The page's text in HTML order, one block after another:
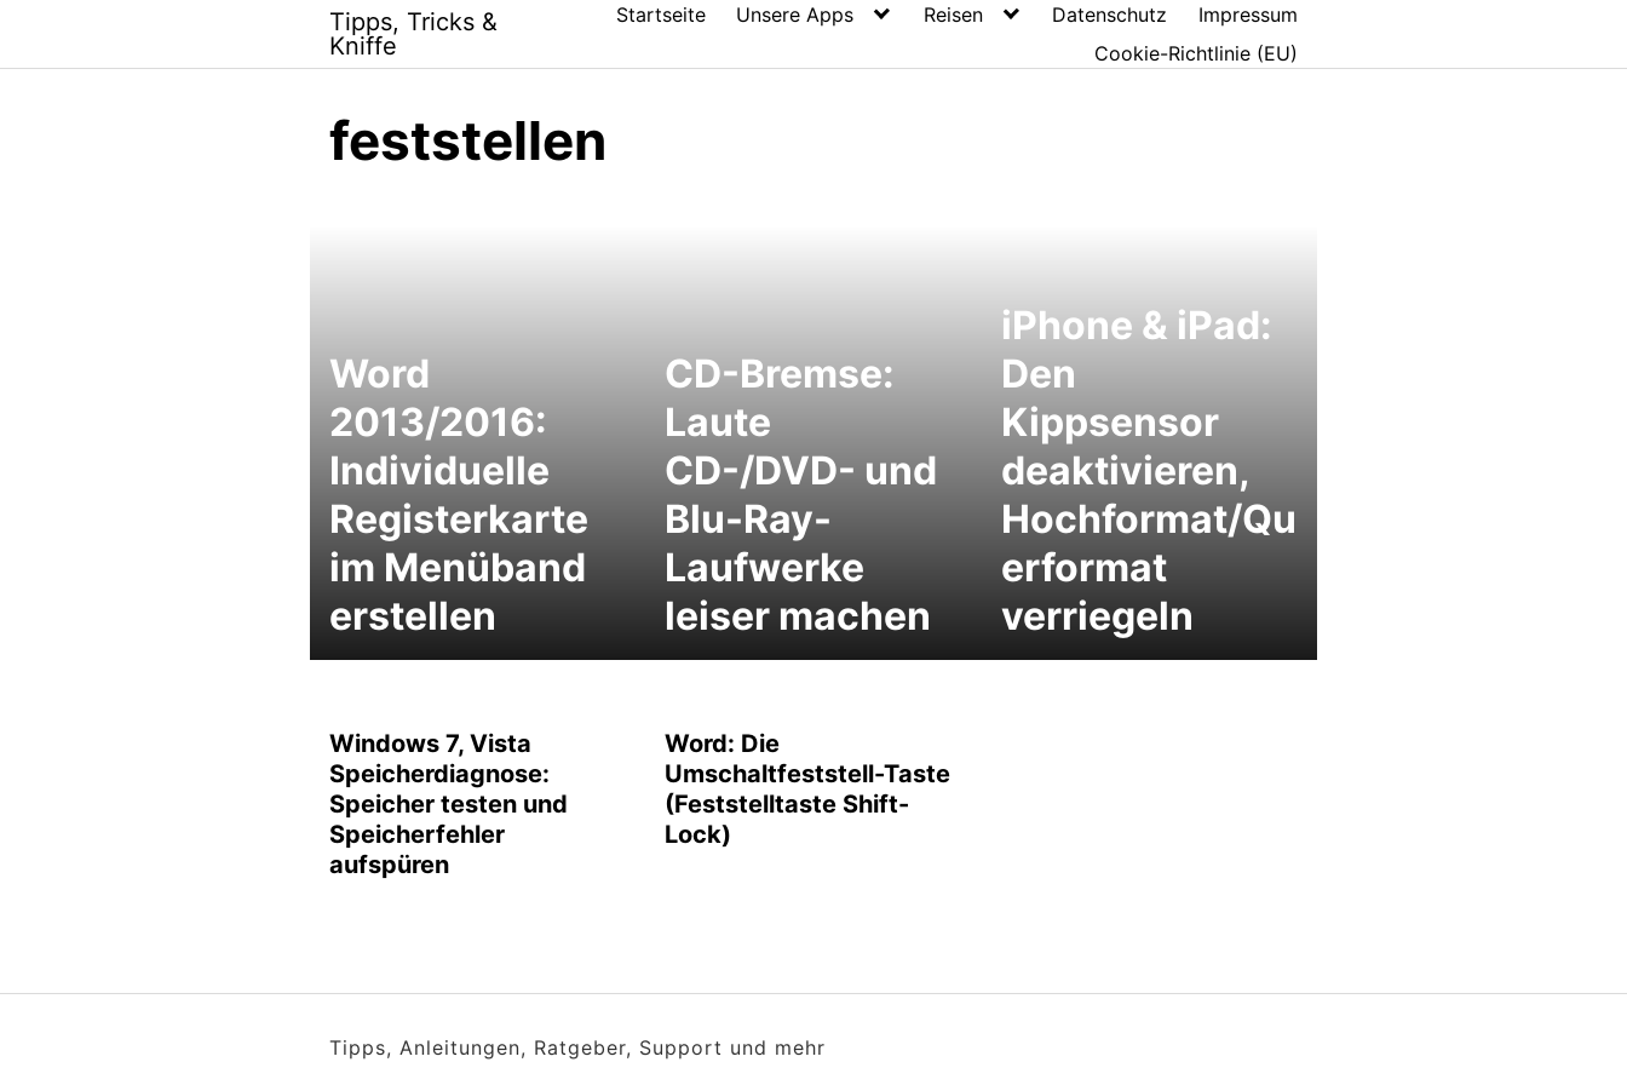
content
Tipps, Tricks &
Kniffe
Startseite Unsere Apps Reisen Datenschutz
Impressum
Cookie-Richtlinie (EU)
feststellen
Word
2013/2016:
Individuelle
Registerkarte
im Menüband
erstellen
CD-Bremse:
Laute
CD-/DVD- und
Blu-Ray-
Laufwerke
leiser machen
iPhone & iPad:
Den
Kippsensor
deaktivieren,
Hochformat/Qu
erformat
verriegeln
Windows 7, Vista
Speicherdiagnose:
Speicher testen und
Speicherfehler
aufspüren
Word: Die
Umschaltfeststell-Taste
(Feststelltaste Shift-
Lock)
Tipps, Anleitungen, Ratgeber, Support und mehr